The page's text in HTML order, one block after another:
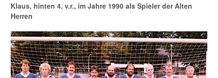
Klaus, hinten 4. v.r., im Jahre 1990 als Spieler der Alten
Herren